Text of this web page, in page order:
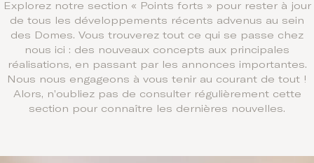
Explorez notre section « Points forts » pour rester à jour
de tous les développements récents advenus au sein
des Domes. Vous trouverez tout ce qui se passe chez
nous ici : des nouveaux concepts aux principales
réalisations, en passant par les annonces importantes.
Nous nous engageons à vous tenir au courant de tout !
Alors, n’oubliez pas de consulter régulièrement cette
section pour connaître les dernières nouvelles.